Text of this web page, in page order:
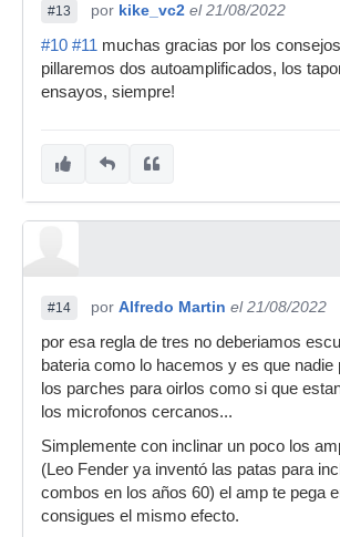
#13 por kike_vc2 el 21/08/2022
#10 #11 muchas gracias por los
pillaremos dos autoamplificados, los
ensayos, siempre!
#14 por Alfredo Martin el 21/08/2022
por esa regla de tres no deberiamos
bateria como lo hacemos y es que nadie
los parches para oirlos como si que
los microfonos cercanos...
Simplemente con inclinar un poco los
(Leo Fender ya inventó las patas para
combos en los años 60) el amp te pega
consigues el mismo efecto.